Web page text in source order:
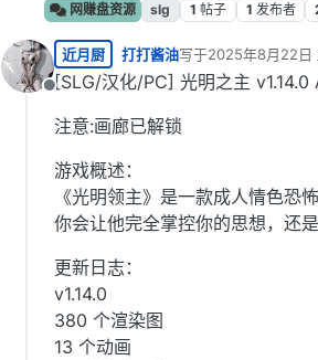
网赚盘资源 slg 1 帖子 1 发布者
离线
近月厨 打打酱油写于2025年8月22日
最后由 编辑
[SLG/汉化/PC] 光明之主
注意:画廊已解锁
游戏概述：
《光明领主》是一款成人情色恐
你会让他完全掌控你的思想，还
更新日志：
v1.14.0
380 个渲染图
13 个动画